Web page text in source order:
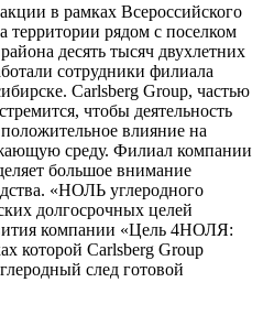
в рамках Всероссийского
территории рядом с поселком
десять тысяч двухлетних
сотрудники филиала
Carlsberg Group, частью
чтобы деятельность
влияние на
среду. Филиал компании
большое внимание
«НОЛЬ углеродного
долгосрочных целей
компании «Цель 4НОЛЯ:
которой Carlsberg Group
след готовой